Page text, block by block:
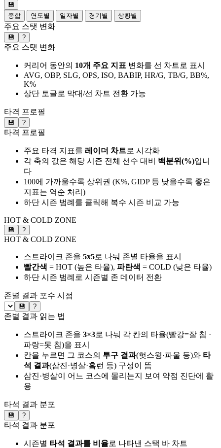
💾
종합
연도별 일자별 경기별 상황별
주요 스탯 변화
💾 ?
주요 스탯 변화
커리어 동안의 10개 주요 지표 변화를 선 차트로 표시
AVG, OBP, SLG, OPS, ISO, BABIP, HR/G, TB/G, BB%,
K%
상단 토글로 막대/선 차트 전환 가능
타격 프로필
💾 ?
타격 프로필
주요 타격 지표를 레이더 차트로 시각화
각 축의 값은 해당 시즌 전체 선수 대비 백분위(%)입니
다
100에 가까울수록 상위권 (K%, GIDP 등 낮을수록 좋은
지표는 역순 처리)
하단 시즌 범례를 클릭해 복수 시즌 비교 가능
HOT & COLD ZONE
💾 ?
HOT & COLD ZONE
스트라이크 존을 5x5로 나눠 존별 타율을 표시
빨간색 = HOT (높은 타율), 파란색 = COLD (낮은 타율)
하단 시즌 범례로 시즌별 존 데이터 전환
존별 결과 포수 시점
💾 ?
존별 결과 읽는 법
스트라이크 존을 3×3로 나눠 각 칸의 타율(빨강=잘 침 ·
파랑=못 침)을 표시
칸을 누르면 그 코스의 투구 결과(헛스윙·파울 등)와 타
석 결과(삼진·병살·홈런 등) 구성이 뜸
삼진·병살이 어느 코스에 몰리는지 보여 약점 진단에 활
용
타석 결과 분포
💾 ?
타석 결과 분포
시즌별 타석 결과를 비율로 나타낸 스택 바 차트